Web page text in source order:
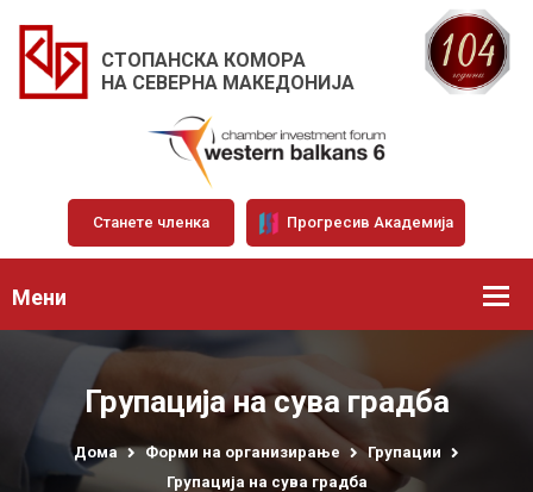
СТОПАНСКА КОМОРА
НА СЕВЕРНА МАКЕДОНИЈА
Станете членка Прогресив Академија
Мени
Групација на сува градба
Дома Форми на организирање
Групации
Групација на сува градба